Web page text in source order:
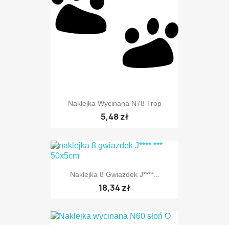
Naklejka Wycinana N78 Trop
5,48 zł
Naklejka 8 Gwiazdek J****...
18,34 zł